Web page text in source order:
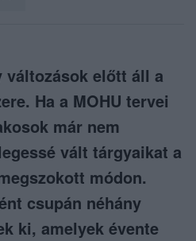
változások előtt áll a
Ha a MOHU tervei
már nem
vált tárgyaikat a
módon.
csupán néhány
ki, amelyek évente